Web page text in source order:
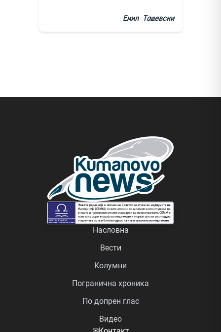
Емил Ташевски
Насловна
Вести
Колумни
Погранична хроника
По допрен глас
Видео